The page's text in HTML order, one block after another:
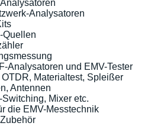
Analysatoren
Quellen
Analysatoren und EMV-Tester
Materialtest, Spleißer
Antennen
Mixer etc.
die EMV-Messtechnik